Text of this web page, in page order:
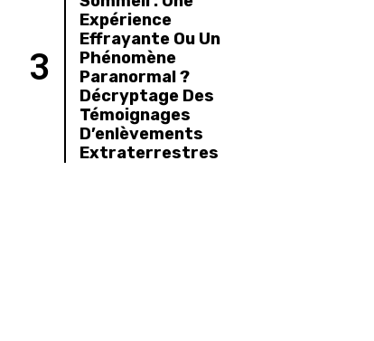
6
Perte D’autonomie
: Comprendre Et
Accompagner Les
Aidants